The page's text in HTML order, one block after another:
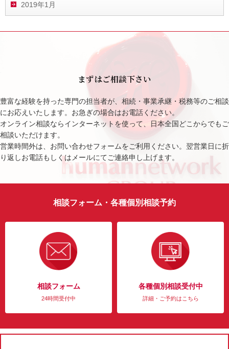
2019年1月
まずはご相談下さい
豊富な経験を持った専門の担当者が、相続・事業承継・税務等のご相談
にお応えいたします。お急ぎの場合はお電話ください。
オンライン相談ならインターネットを使って、日本全国どこからでもご
相談いただけます。
営業時間外は、お問い合わせフォームをご利用ください。翌営業日に折
り返しお電話もしくはメールにてご連絡申し上げます。
相談フォーム・各種個別相談予約
相談フォーム
24時間受付中
各種個別相談受付中
詳細・ご予約はこちら